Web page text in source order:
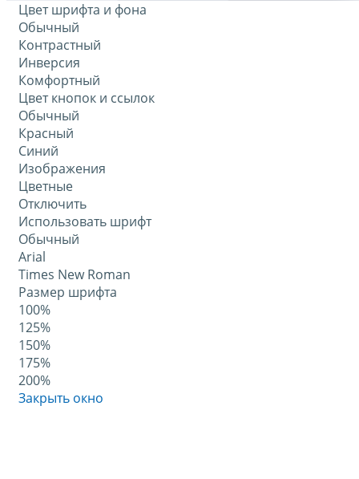
Цвет шрифта и фона
Обычный
Контрастный
Инверсия
Комфортный
Цвет кнопок и ссылок
Обычный
Красный
Синий
Изображения
Цветные
Отключить
Использовать шрифт
Обычный
Arial
Times New Roman
Размер шрифта
100%
125%
150%
175%
200%
Закрыть окно